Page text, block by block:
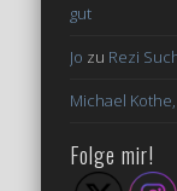
gut
Jo zu Rezi
Michael
Folge mir!